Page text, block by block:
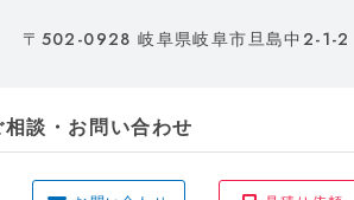
〒 502-0928 岐阜県岐阜市旦島中 2-1-2
相談・お問い合わせ